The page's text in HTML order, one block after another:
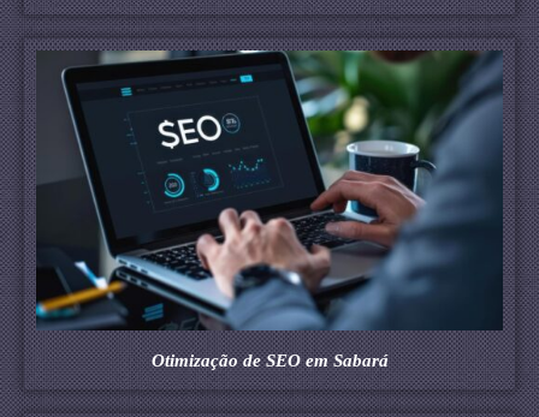
Otimização de SEO em Sabará